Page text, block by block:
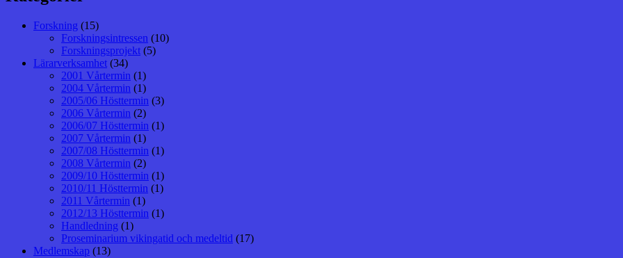
Forskning (15)
Forskningsintressen (10)
Forskningsprojekt (5)
Lärarverksamhet (34)
2001 Vårtermin (1)
2004 Vårtermin (1)
2005/06 Hösttermin (3)
2006 Vårtermin (2)
2006/07 Hösttermin (1)
2007 Vårtermin (1)
2007/08 Hösttermin (1)
2008 Vårtermin (2)
2009/10 Hösttermin (1)
2010/11 Hösttermin (1)
2011 Vårtermin (1)
2012/13 Hösttermin (1)
Handledning (1)
Proseminarium vikingatid och medeltid (17)
Medlemskap (13)